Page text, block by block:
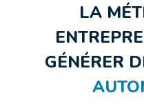
LA
GÉNÉRER